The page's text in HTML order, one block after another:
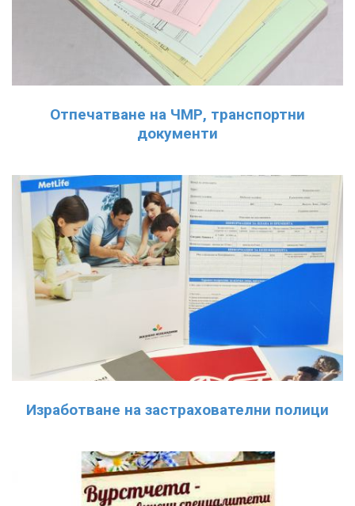
Отпечатване на ЧМР, транспортни
документи
Изработване на застрахователни полици